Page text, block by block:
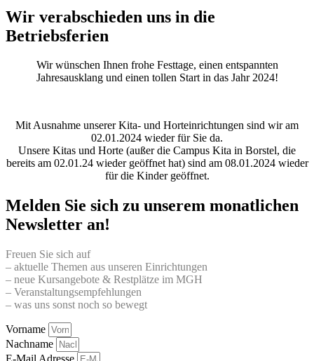
Wir verabschieden uns in die
Betriebsferien
Wir wünschen Ihnen frohe Festtage, einen entspannten
Jahresausklang und einen tollen Start in das Jahr 2024!
Mit Ausnahme unserer Kita- und Horteinrichtungen sind wir am
02.01.2024 wieder für Sie da.
Unsere Kitas und Horte (außer die Campus Kita in Borstel, die
bereits am 02.01.24 wieder geöffnet hat) sind am 08.01.2024 wieder
für die Kinder geöffnet.
Melden Sie sich zu unserem monatlichen
Newsletter an!
Freuen Sie sich auf
– aktuelle Themen aus unseren Einrichtungen
– neue Kursangebote & Restplätze im MGH
– Veranstaltungsempfehlungen
– was uns sonst noch so bewegt
Vorname
Nachname